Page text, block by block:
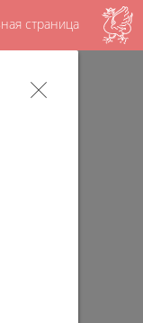
страница